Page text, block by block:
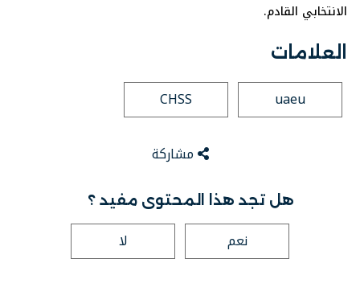
الانتخابي القادم.
العلامات
uaeu
CHSS
مشاركة
هل تجد هذا المحتوى مفيد ؟
نعم لا